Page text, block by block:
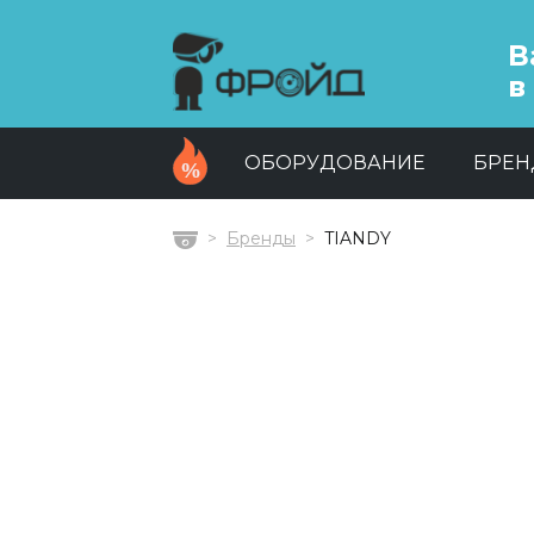
ОБОРУДОВАНИЕ
ГлавнаяБренды TIANDY